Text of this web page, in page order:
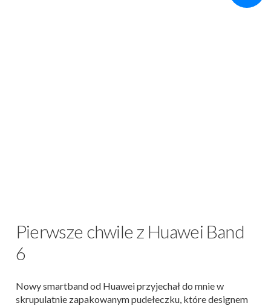
Pierwsze chwile z Huawei Band
6
Nowy smartband od Huawei przyjechał do mnie w
skrupulatnie zapakowanym pudełeczku, które designem